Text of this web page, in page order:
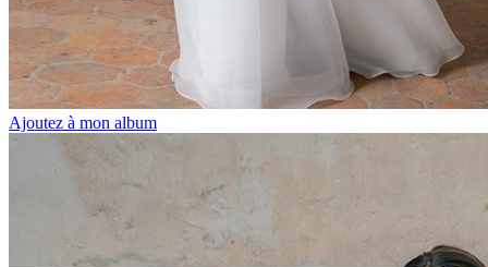
Ajoutez à mon album